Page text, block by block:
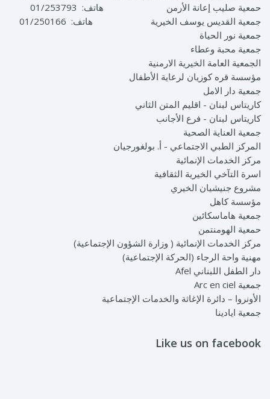
حمعية صليب إعانة الأرمن هاتف: 01/253793
جمعية القديس يوسف الخيرية هاتف: 01/250166
جمعية نور الحياة
جمعية محبة وعطاء
الجمعية العامة الخيرية الارمنية
مؤسسة قره كوزيان لرعاية الأطفال
جمعية دار الامل
كاريتاس لبنان - اقليم المتن الثاني
كاريتاس لبنان - فرع الأجانب
جمعية العناية الصحية
المركز الطبي الاجتماعي - أ. بولغورجيان
مركز الخدمات الإنمائية
اسرة التآخي الخيرية الثقافية
مشروع جنيشيان الخيري
مؤسسة كاهل
جمعية هاماسكائين
حمعية الهومنتمن
مركز الخدمات الإنمائية ( وزارة الشؤون الإجتماعية)
مهنية واحة الرجاء (الحركة الإجتماعية)
دار الطفل اللبناني Afel
جمعية Arc en ciel
الأونروا – دائرة الإغاثة والخدمات الإجتماعية
جمعية ايادينا
Like us on facebook